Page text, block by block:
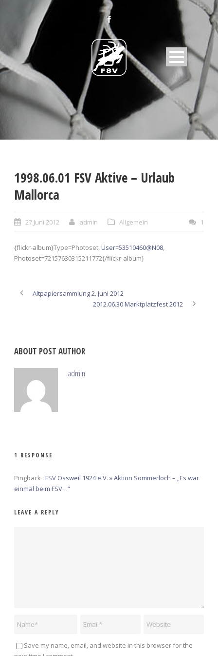
1998.06.01 FSV Aktive – Urlaub
Mallorca
27 Juni 2012 admin Allgemein 1
{flickr-album}Type=Photoset,User=53510460@N08,
Photoset=72157630315211772{/flickr-album}
Altpapiersammlung 2. Juni 2012
2012.06.30 Marktplatzfest 2012
ABOUT POST AUTHOR
admin
1 RESPONSE
Pingback : FSV Ossweil 1924 e.V. » Aktion Sommerloch – „Es war
einmal beim FSV…“
LEAVE A REPLY
Save my name, email, and website in this browser for the